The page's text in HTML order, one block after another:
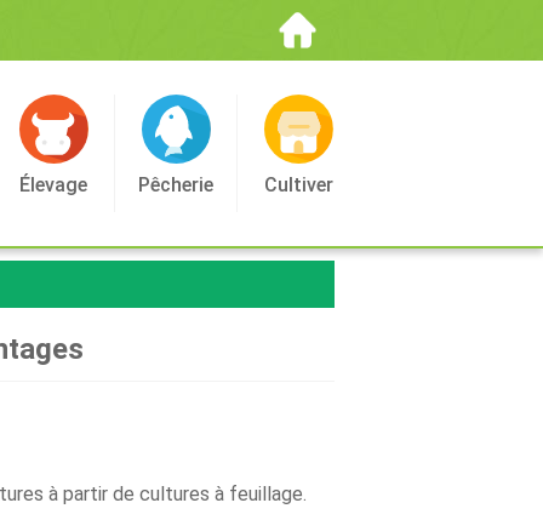
Élevage Pêcherie Cultiver
à partir de cultures à feuillage.